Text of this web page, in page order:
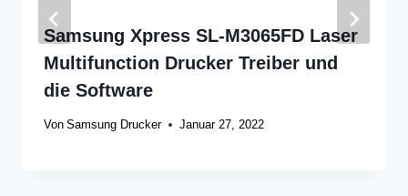
Samsung Xpress SL-M3065FD Laser
Multifunction Drucker Treiber und
die Software
Von Samsung Drucker Januar 27, 2022